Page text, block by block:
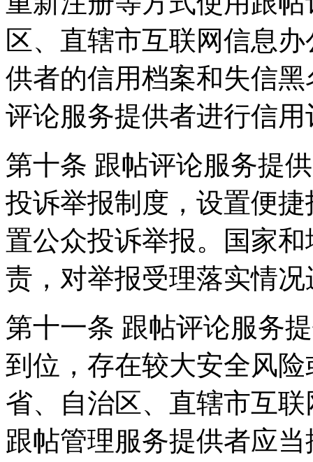
区、直辖市互联网信息
供者的信用档案和失信
评论服务提供者进行信用
第十条 跟帖评论服务提
投诉举报制度，设置便
置公众投诉举报。国家
责，对举报受理落实情
第十一条 跟帖评论服务
到位，存在较大安全风
省、自治区、直辖市互
跟帖管理服务提供者应